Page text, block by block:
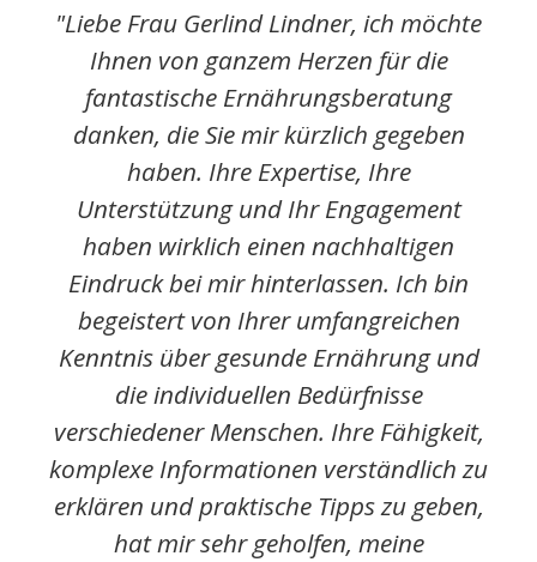
"Liebe Frau Gerlind Lindner, ich möchte
Ihnen von ganzem Herzen für die
fantastische Ernährungsberatung
danken, die Sie mir kürzlich gegeben
haben. Ihre Expertise, Ihre
Unterstützung und Ihr Engagement
haben wirklich einen nachhaltigen
Eindruck bei mir hinterlassen. Ich bin
begeistert von Ihrer umfangreichen
Kenntnis über gesunde Ernährung und
die individuellen Bedürfnisse
verschiedener Menschen. Ihre Fähigkeit,
komplexe Informationen verständlich zu
erklären und praktische Tipps zu geben,
hat mir sehr geholfen, meine